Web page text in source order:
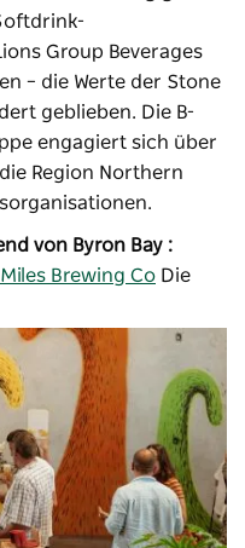
Group Beverages
– die Werte der Stone
geblieben. Die B-
engagiert sich über
Region Northern
von Byron Bay :
Brewing Co Die